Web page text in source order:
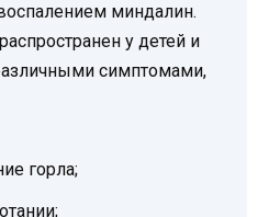
миндалин.
у детей и
симптомами,
горла;